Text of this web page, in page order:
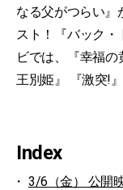
なる父がつらい』
スト！『バック・
ビでは、『幸福
王別姫』 『激突!
Index
3/6（金） 公開